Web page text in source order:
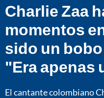
Charlie Zaa
momentos
sido un
"Era apenas
El cantante colombiano